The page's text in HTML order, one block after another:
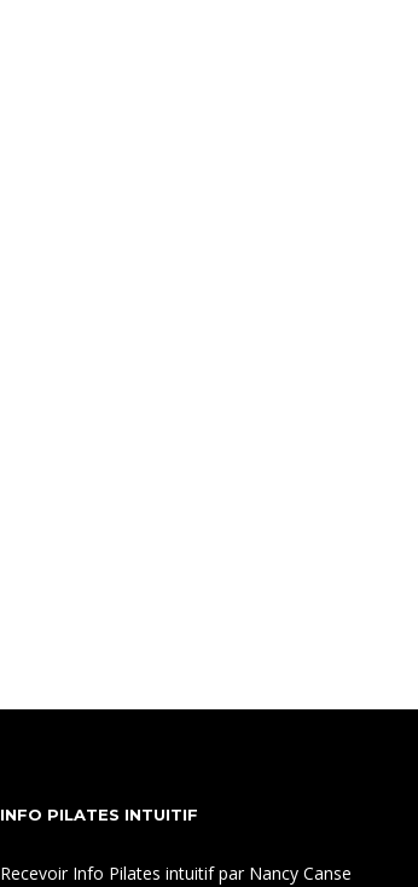
INFO PILATES INTUITIF
Recevoir Info Pilates intuitif par Nancy Canse